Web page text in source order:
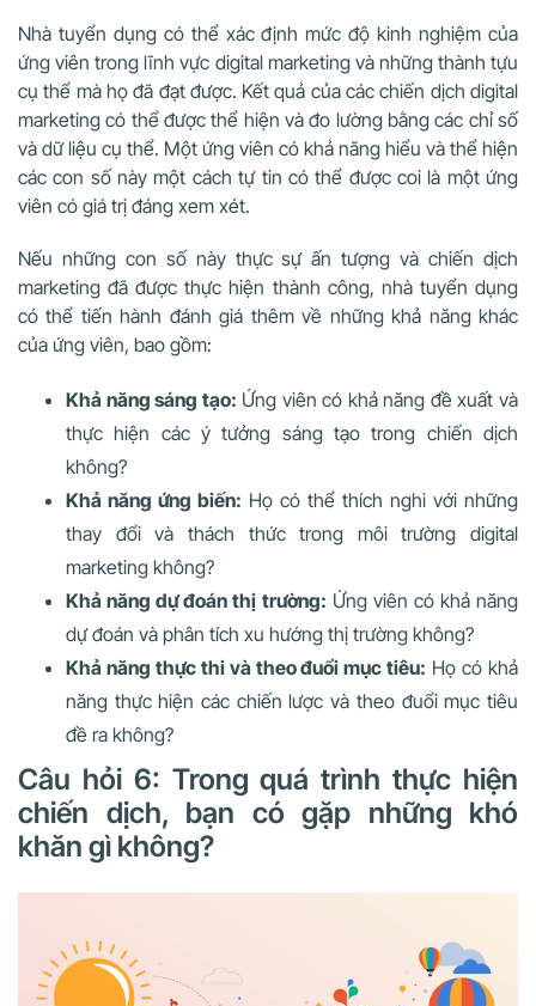
Nhà tuyển dụng có thể xác định mức độ kinh nghiệm của
ứng viên trong lĩnh vực digital marketing và những thành tựu
cụ thể mà họ đã đạt được. Kết quả của các chiến dịch digital
marketing có thể được thể hiện và đo lường bằng các chỉ số
và dữ liệu cụ thể. Một ứng viên có khả năng hiểu và thể hiện
các con số này một cách tự tin có thể được coi là một ứng
viên có giá trị đáng xem xét.
Nếu những con số này thực sự ấn tượng và chiến dịch
marketing đã được thực hiện thành công, nhà tuyển dụng
có thể tiến hành đánh giá thêm về những khả năng khác
của ứng viên, bao gồm:
Khả năng sáng tạo: Ứng viên có khả năng đề xuất và
thực hiện các ý tưởng sáng tạo trong chiến dịch
không?
Khả năng ứng biến: Họ có thể thích nghi với những
thay đổi và thách thức trong môi trường digital
marketing không?
Khả năng dự đoán thị trường: Ứng viên có khả năng
dự đoán và phân tích xu hướng thị trường không?
Khả năng thực thi và theo đuổi mục tiêu: Họ có khả
năng thực hiện các chiến lược và theo đuổi mục tiêu
đề ra không?
Câu hỏi 6: Trong quá trình thực hiện
chiến dịch, bạn có gặp những khó
khăn gì không?